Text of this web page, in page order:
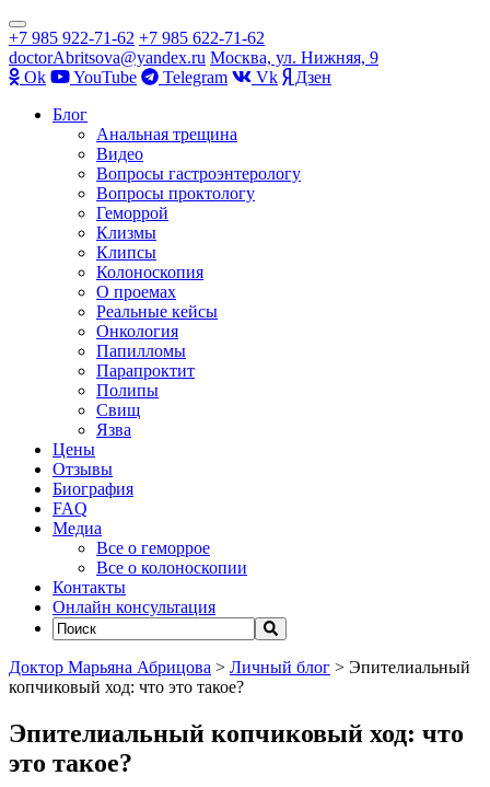
Показать/
Скрыть
навигацию
+7 985 922-71-62 +7 985 622-71-62
doctorAbritsova@yandex.ru Москва, ул. Нижняя, 9
Оk
YouTube Telegram Vk
Дзен
Перейти
содержимому
Блог
Анальная трещина
Видео
Вопросы гастроэнтерологу
Вопросы проктологу
Геморрой
Клизмы
Клипсы
Колоноскопия
О проемах
Реальные кейсы
Онкология
Папилломы
Парапроктит
Полипы
Свищ
Язва
Цены
Отзывы
Биография
FAQ
Медиа
Все о геморрое
Все о колоноскопии
Контакты
Онлайн консультация
Доктор Марьяна Абрицова > Личный блог > Эпителиальный
копчиковый ход: что это такое?
Эпителиальный копчиковый ход: что
это такое?